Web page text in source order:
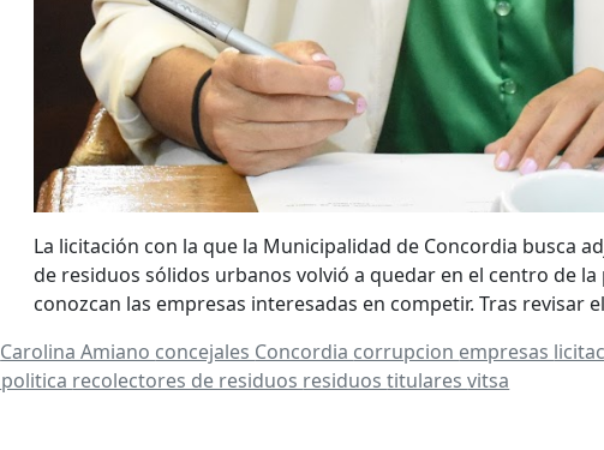
La licitación con la que la Municipalidad de Concordia busca
de residuos sólidos urbanos volvió a quedar en el centro de
conozcan las empresas interesadas en competir. Tras revisar
Carolina Amiano concejales Concordia corrupcion empresas
politica recolectores de residuos residuostitularesvitsa